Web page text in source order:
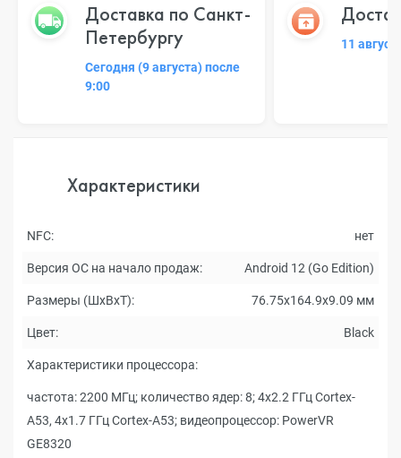
Доставка по Санкт-
Петербургу
Сегодня (9 августа) после
9:00
11
Характеристики
NFC: нет
Версия ОС на начало продаж: Android 12 (Go Edition)
Размеры (ШxВxТ): 76.75x164.9x9.09 мм
Цвет: Black
Характеристики процессора:
частота: 2200 МГц; количество ядер: 8; 4x2.2 ГГц Cortex-
A53, 4x1.7 ГГц Cortex-A53; видеопроцессор: PowerVR
GE8320